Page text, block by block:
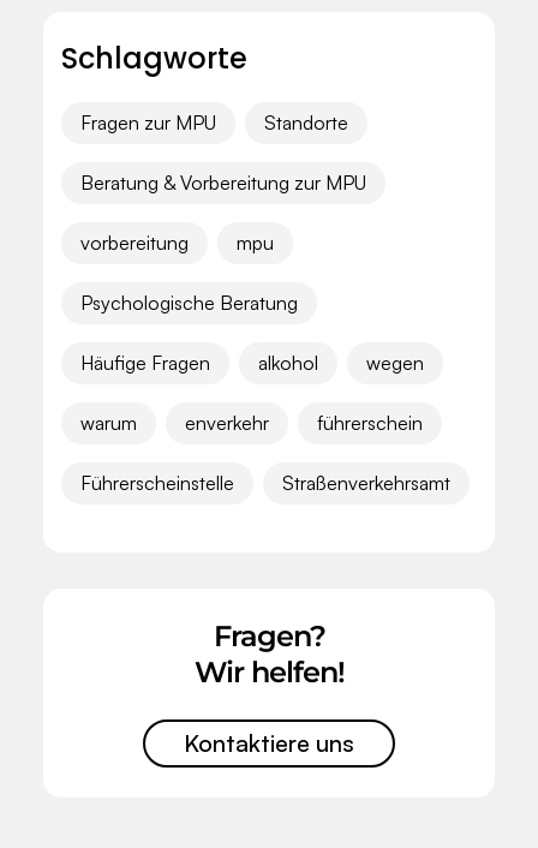
Schlagworte
Fragen zur MPU Standorte
Beratung & Vorbereitung zur MPU
vorbereitung mpu
Psychologische Beratung
Häufige Fragen alkohol wegen
warum enverkehr führerschein
Führerscheinstelle Straßenverkehrsamt
Fragen?
Wir helfen!
Kontaktiere uns